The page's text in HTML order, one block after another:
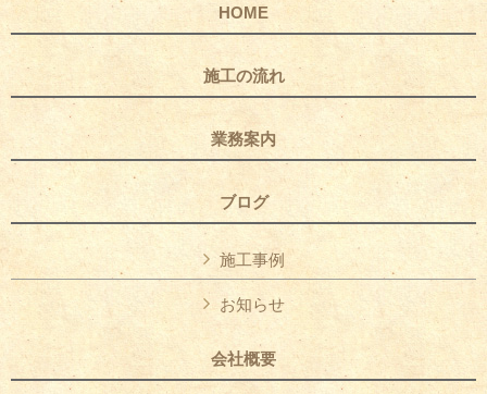
HOME
施工の流れ
業務案内
ブログ
施工事例
お知らせ
会社概要